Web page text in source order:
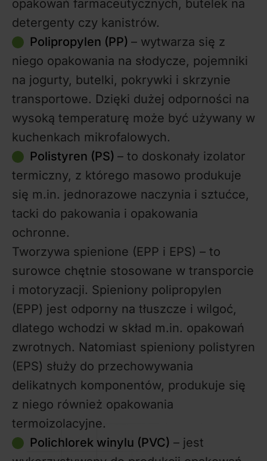
opakowań farmaceutycznych, butelek na
detergenty czy kanistrów.
Polipropylen (PP) – wytwarza się z
niego opakowania na słodycze, pojemniki
na jogurty, butelki, pokrywki i skrzynie
transportowe. Dzięki dużej odporności na
wysoką temperaturę może być używany w
kuchenkach mikrofalowych.
Polistyren (PS) – to doskonały izolator
termiczny, z którego masowo produkuje
się m.in. jednorazowe naczynia i sztućce,
tacki do pakowania i opakowania
ochronne.
Tworzywa spienione (EPP i EPS) – to
surowce chętnie stosowane w transporcie
i motoryzacji. Spieniony polipropylen
(EPP) jest odporny na tłuszcze i wilgoć,
dlatego wchodzi w skład m.in. opakowań
zwrotnych. Natomiast spieniony polistyren
(EPS) służy do przechowywania
delikatnych komponentów, produkuje się
z niego również opakowania
termoizolacyjne.
Polichlorek winylu (PVC) – jest